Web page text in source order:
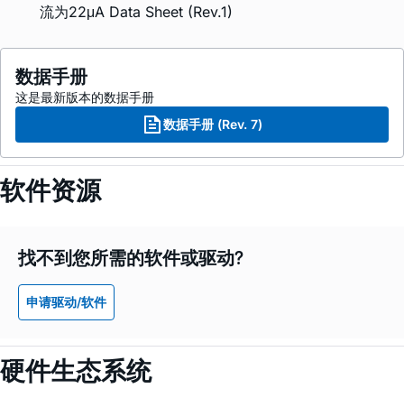
流为22μA Data Sheet (Rev.1)
数据手册
这是最新版本的数据手册
数据手册 (Rev. 7)
软件资源
找不到您所需的软件或驱动?
申请驱动/软件
硬件生态系统